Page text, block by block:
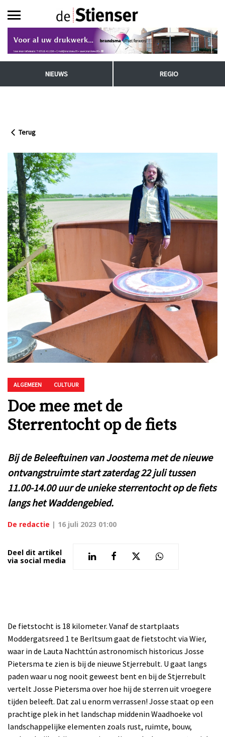
NIEUWS REGIO
Terug
ALGEMEEN CULTUUR
Doe mee met de
Sterrentocht op de fiets
Bij de Beleeftuinen van Joostema met de nieuwe
ontvangstruimte start zaterdag 22 juli tussen
11.00-14.00 uur de unieke sterrentocht op de fiets
langs het Waddengebied.
De redactie | 16 juli 2023 01:00
Deel dit artikel
via social media
De fietstocht is 18 kilometer. Vanaf de startplaats
Moddergatsreed 1 te Berltsum gaat de fietstocht via Wier,
waar in de Lauta Nachttún astronomisch historicus Josse
Pietersma te zien is bij de nieuwe Stjerrebult. U gaat langs
paden waar u nog nooit geweest bent en bij de Stjerrebult
vertelt Josse Pietersma over hoe hij de sterren uit vroegere
tijden beleeft. Dat zal u enorm verrassen! Josse staat op een
prachtige plek in het landschap middenin Waadhoeke vol
landschappelijke elementen zoals rust, ruimte, bouw,